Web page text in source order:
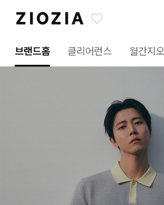
브랜드홈 클리어런스 월간지